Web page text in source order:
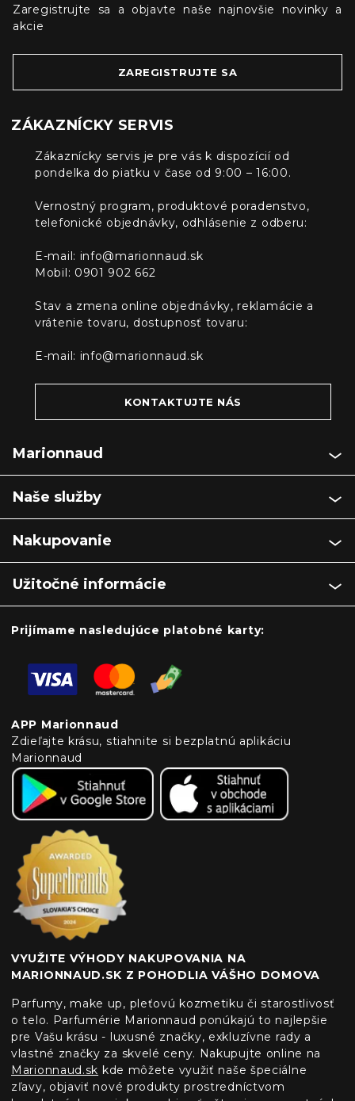
Zaregistrujte sa a objavte naše najnovšie novinky a
akcie
ZAREGISTRUJTE SA
ZÁKAZNÍCKY SERVIS
Zákaznícky servis je pre vás k dispozícií od
pondelka do piatku v čase od 9:00 – 16:00.
Vernostný program, produktové poradenstvo,
telefonické objednávky, odhlásenie z odberu:
E-mail: info@marionnaud.sk
Mobil: 0901 902 662
Stav a zmena online objednávky, reklamácie a
vrátenie tovaru, dostupnosť tovaru:
E-mail: info@marionnaud.sk
KONTAKTUJTE NÁS
Marionnaud
Naše služby
Nakupovanie
Užitočné informácie
Prijímame nasledujúce platobné karty:
APP Marionnaud
Zdieľajte krásu, stiahnite si bezplatnú aplikáciu
Marionnaud
VYUŽITE VÝHODY NAKUPOVANIA NA
MARIONNAUD.SK Z POHODLIA VÁŠHO DOMOVA
Parfumy, make up, pleťovú kozmetiku či starostlivosť
o telo. Parfumérie Marionnaud ponúkajú to najlepšie
pre Vašu krásu - luxusné značky, exkluzívne rady a
vlastné značky za skvelé ceny. Nakupujte online na
Marionnaud.sk kde môžete využiť naše špeciálne
zľavy, objaviť nové produkty prostredníctvom